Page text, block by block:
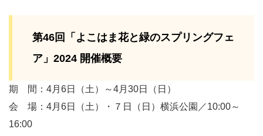
第46回「よこはま花と緑のスプリングフェ
ア」2024 開催概要
期 間：4月6日（土）～4月30日（日）
会 場：4月6日（土）・７日（日）横浜公園／10:00～
16:00